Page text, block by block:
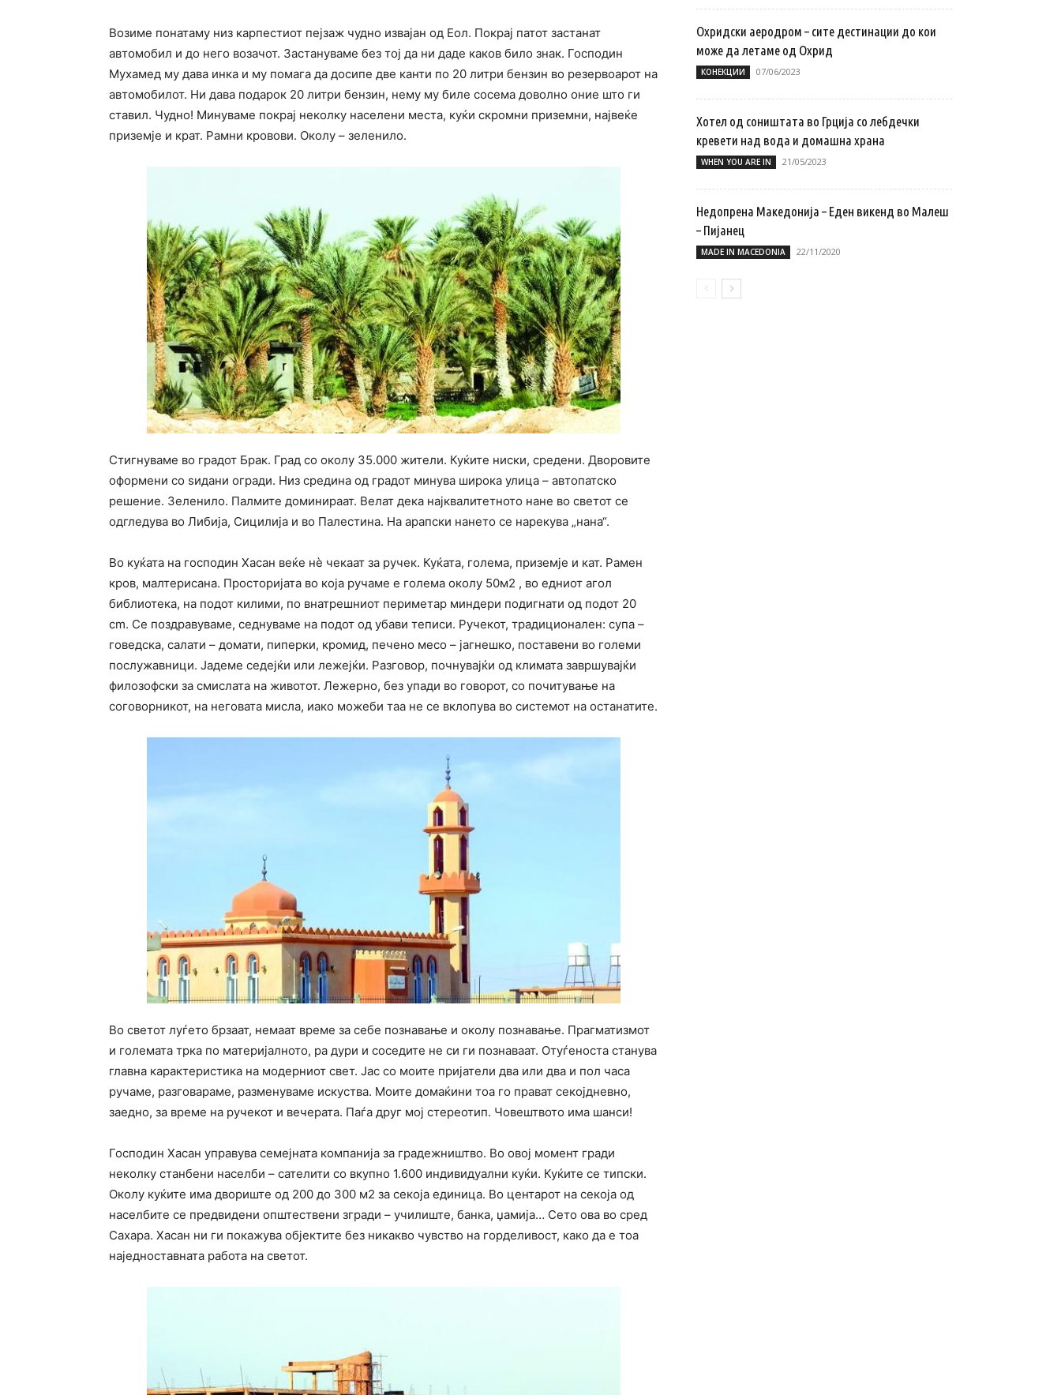
Возиме понатаму низ карпестиот пејзаж чудно извајан од Еол. Покрај патот застанат
автомобил и до него возачот. Застануваме без тој да ни даде каков било знак. Господин
Мухамед му дава инка и му помага да досипе две канти по 20 литри бензин во резервоарот на
автомобилот. Ни дава подарок 20 литри бензин, нему му биле сосема доволно оние што ги
ставил. Чудно! Минуваме покрај неколку населени места, куќи скромни приземни, највеќе
приземје и крат. Рамни кровови. Околу – зеленило.
Стигнуваме во градот Брак. Град со околу 35.000 жители. Куќите ниски, средени. Дворовите
оформени со ѕидани огради. Низ средина од градот минува широка улица – автопатско
решение. Зеленило. Палмите доминираат. Велат дека најквалитетното нане во светот се
одгледува во Либија, Сицилија и во Палестина. На арапски нането се нарекува „нана“.
Во куќата на господин Хасан веќе нè чекаат за ручек. Куќата, голема, приземје и кат. Рамен
кров, малтерисана. Просторијата во која ручаме е голема околу 50м2 , во едниот агол
библиотека, на подот килими, по внатрешниот периметар миндери подигнати од подот 20
cm. Се поздравуваме, седнуваме на подот од убави теписи. Ручекот, традиционален: супа –
говедска, салати – домати, пиперки, кромид, печено месо – јагнешко, поставени во големи
послужавници. Јадеме седејќи или лежејќи. Разговор, почнувајќи од климата завршувајќи
филозофски за смислата на животот. Лежерно, без упади во говорот, со почитување на
соговорникот, на неговата мисла, иако можеби таа не се вклопува во системот на останатите.
Во светот луѓето брзаат, немаат време за себе познавање и околу познавање. Прагматизмот
и големата трка по материјалното, pa дури и соседите не си ги познаваат. Отуѓеноста станува
главна карактеристика на модерниот свет. Јас со моите пријатели два или два и пол часа
ручаме, разговараме, разменуваме искуства. Моите домаќини тоа го прават секојдневно,
заедно, за време на ручекот и вечерата. Паѓа друг мој стереотип. Човештвото има шанси!
Господин Хасан управувa семејната компанија за градежништво. Во овој момент гради
неколку станбени населби – сателити со вкупно 1.600 индивидуални куќи. Куќите се типски.
Околу куќите има двориште од 200 до 300 м2 за секоја единица. Во центарот на секоја од
населбите се предвидени општествени згради – училиште, банка, џамија… Сето ова во сред
Сахара. Хасан ни ги покажува објектите без никакво чувство на горделивост, како да е тоа
наједноставната работа на светот.
Охридски аеродром – сите дестинации до кои
може да летаме од Охрид
КОНЕКЦИИ 07/06/2023
Хотел од соништата во Грција со лебдечки
кревети над вода и домашна храна
WHEN YOU ARE IN 21/05/2023
Недопрена Македонија – Еден викенд во Малеш
– Пијанец
MADE IN MACEDONIA 22/11/2020